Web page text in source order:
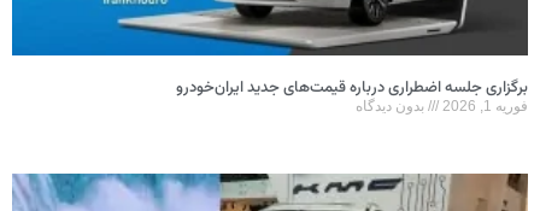
برگزاری جلسه اضطراری درباره قیمت‌های جدید ایران‌خودرو
فوریه 1, 2026 بدون دیدگاه